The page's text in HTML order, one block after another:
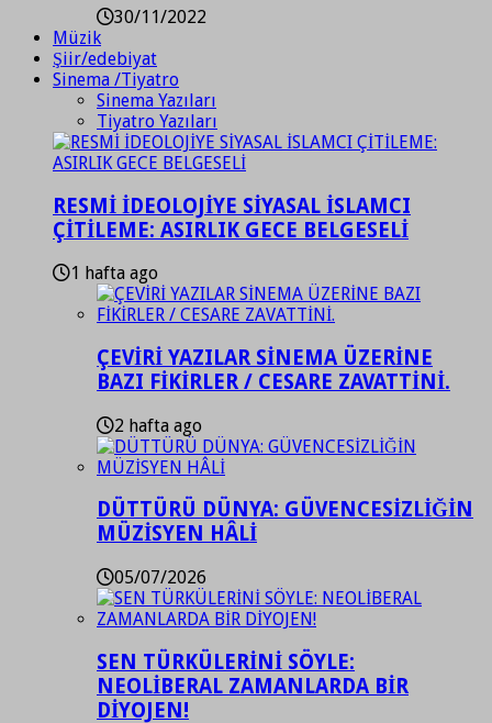
30/11/2022
Müzik
Şiir/edebiyat
Sinema /Tiyatro
Sinema Yazıları
Tiyatro Yazıları
RESMİ İDEOLOJİYE SİYASAL İSLAMCI
ÇİTİLEME: ASIRLIK GECE BELGESELİ
1 hafta ago
ÇEVİRİ YAZILAR SİNEMA ÜZERİNE
BAZI FİKİRLER / CESARE ZAVATTİNİ.
2 hafta ago
DÜTTÜRÜ DÜNYA: GÜVENCESİZLİĞİN
MÜZİSYEN HÂLİ
05/07/2026
SEN TÜRKÜLERİNİ SÖYLE:
NEOLİBERAL ZAMANLARDA BİR
DİYOJEN!